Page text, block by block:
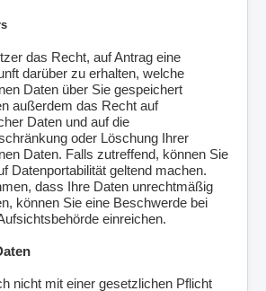
das Recht, auf Antrag eine
darüber zu erhalten, welche
Daten über Sie gespeichert
außerdem das Recht auf
Daten und auf die
oder Löschung Ihrer
Daten. Falls zutreffend, können Sie
Datenportabilität geltend machen.
dass Ihre Daten unrechtmäßig
können Sie eine Beschwerde bei
einreichen.
nicht mit einer gesetzlichen Pflicht